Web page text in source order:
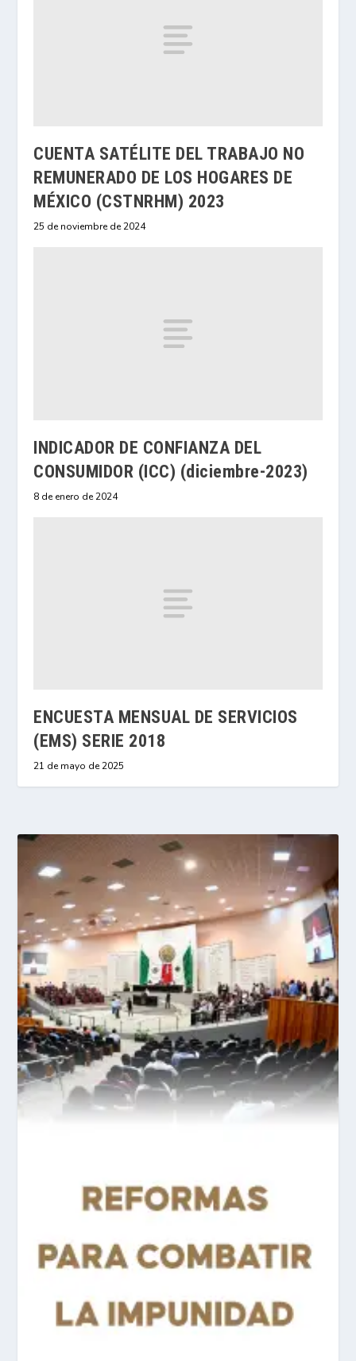
CUENTA SATÉLITE DEL TRABAJO NO
REMUNERADO DE LOS HOGARES DE
MÉXICO (CSTNRHM) 2023
25 de noviembre de 2024
INDICADOR DE CONFIANZA DEL
CONSUMIDOR (ICC) (diciembre-2023)
8 de enero de 2024
ENCUESTA MENSUAL DE SERVICIOS
(EMS) SERIE 2018
21 de mayo de 2025